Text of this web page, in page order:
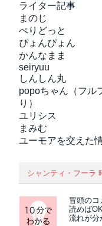
ライター記事
まのじ
ぺりどっと
ぴょんぴょん
かんなまま
seiryuu
しんしん丸
popoちゃん（フル
り）
ユリシス
まみむ
ユーモアを交えた
シャンティ・フーラ
冒頭のコ
読めば
流れが分